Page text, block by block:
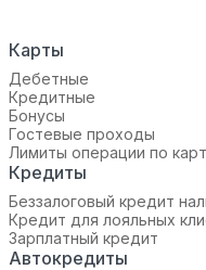
Карты
Дебетные
Кредитные
Бонусы
Гостевые проходы
Лимиты операции по
Кредиты
Беззалоговый кредит
Кредит для лояльных
Зарплатный кредит
Автокредиты